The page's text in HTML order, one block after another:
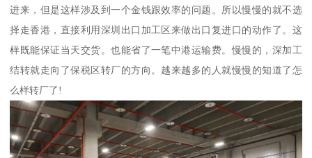
进来，但是这样涉及到一个金钱跟效率的问题。所以慢慢的就不选
择走香港，直接利用深圳出口加工区来做出口复进口的动作了。这
样既能保证当天交货。也能省了一笔中港运输费。慢慢的，深加工
结转就走向了保税区转厂的方向。越来越多的人就慢慢的知道了怎
么样转厂了!